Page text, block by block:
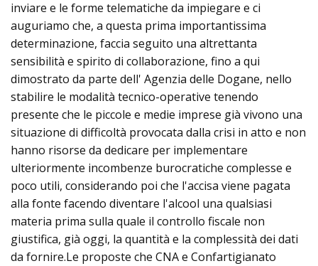
inviare e le forme telematiche da impiegare e ci
auguriamo che, a questa prima importantissima
determinazione, faccia seguito una altrettanta
sensibilità e spirito di collaborazione, fino a qui
dimostrato da parte dell' Agenzia delle Dogane, nello
stabilire le modalità tecnico-operative tenendo
presente che le piccole e medie imprese già vivono una
situazione di difficoltà provocata dalla crisi in atto e non
hanno risorse da dedicare per implementare
ulteriormente incombenze burocratiche complesse e
poco utili, considerando poi che l'accisa viene pagata
alla fonte facendo diventare l'alcool una qualsiasi
materia prima sulla quale il controllo fiscale non
giustifica, già oggi, la quantità e la complessità dei dati
da fornire.Le proposte che CNA e Confartigianato